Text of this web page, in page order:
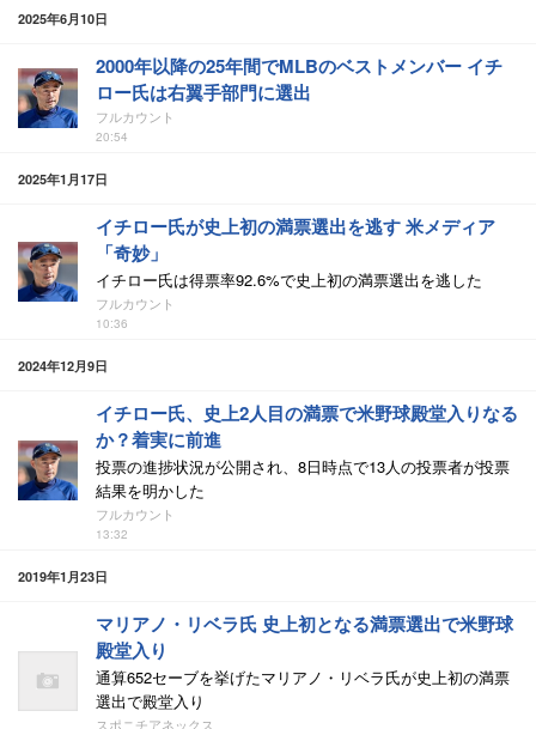
2025年6月10日
2000年以降の25年間でMLBのベストメンバー イチ
ロー氏は右翼手部門に選出
フルカウント
20:54
2025年1月17日
イチロー氏が史上初の満票選出を逃す 米メディア
「奇妙」
イチロー氏は得票率92.6%で史上初の満票選出を逃した
フルカウント
10:36
2024年12月9日
イチロー氏、史上2人目の満票で米野球殿堂入りなる
か？着実に前進
投票の進捗状況が公開され、8日時点で13人の投票者が投票
結果を明かした
フルカウント
13:32
2019年1月23日
マリアノ・リベラ氏 史上初となる満票選出で米野球
殿堂入り
通算652セーブを挙げたマリアノ・リベラ氏が史上初の満票
選出で殿堂入り
スポニチアネックス